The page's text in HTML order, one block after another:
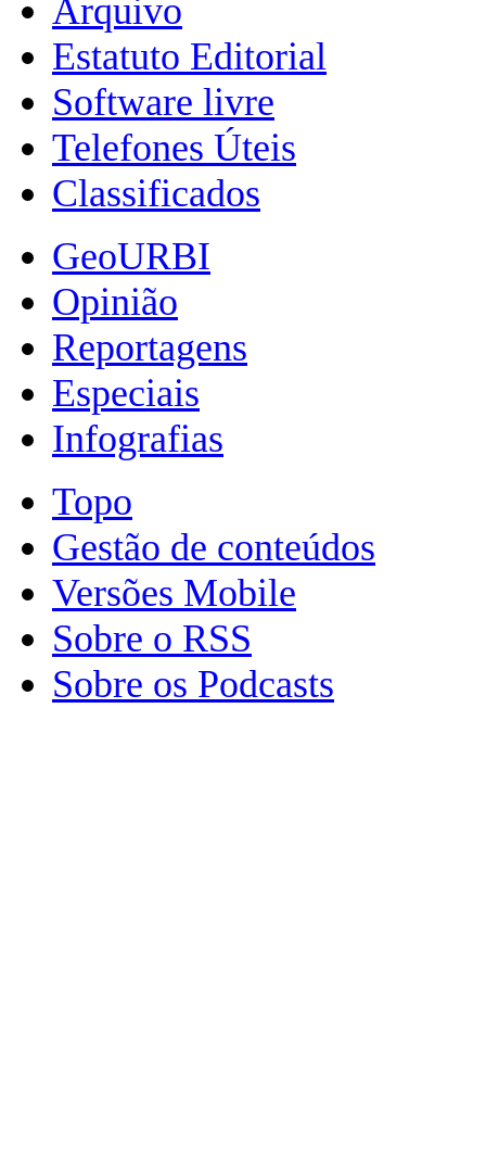
Arquivo
Estatuto Editorial
Software livre
Telefones Úteis
Classificados
GeoURBI
Opinião
Reportagens
Especiais
Infografias
Topo
Gestão de conteúdos
Versões Mobile
Sobre o RSS
Sobre os Podcasts